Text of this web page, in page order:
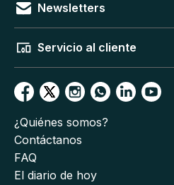
Newsletters
Servicio al cliente
¿Quiénes somos?
Contáctanos
FAQ
El diario de hoy